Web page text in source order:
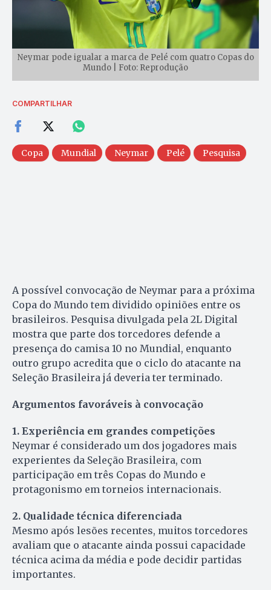
Neymar pode igualar a marca de Pelé com quatro Copas do
Mundo | Foto: Reprodução
COMPARTILHAR
Copa Mundial Neymar Pelé Pesquisa
A possível convocação de Neymar para a próxima
Copa do Mundo tem dividido opiniões entre os
brasileiros. Pesquisa divulgada pela 2L Digital
mostra que parte dos torcedores defende a
presença do camisa 10 no Mundial, enquanto
outro grupo acredita que o ciclo do atacante na
Seleção Brasileira já deveria ter terminado.
Argumentos favoráveis à convocação
1. Experiência em grandes competições
Neymar é considerado um dos jogadores mais
experientes da Seleção Brasileira, com
participação em três Copas do Mundo e
protagonismo em torneios internacionais.
2. Qualidade técnica diferenciada
Mesmo após lesões recentes, muitos torcedores
avaliam que o atacante ainda possui capacidade
técnica acima da média e pode decidir partidas
importantes.